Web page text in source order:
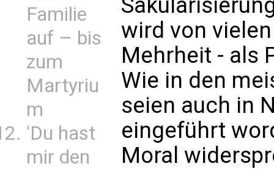
Familie
auf – bis
zum
Martyriu
m
'Du hast
mir den
wird von
Mehrheit - als
Wie in den
seien auch in
eingeführt
Moral